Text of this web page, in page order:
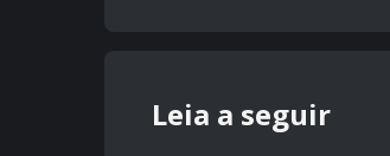
Leia a seguir